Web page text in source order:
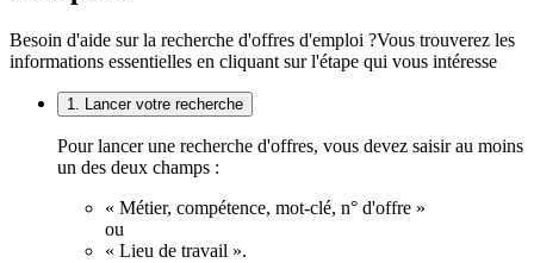
Besoin d'aide sur la recherche d'offres d'emploi ?Vous trouverez les
informations essentielles en cliquant sur l'étape qui vous intéresse
1. Lancer votre recherche
Pour lancer une recherche d'offres, vous devez saisir au moins
un des deux champs :
« Métier, compétence, mot-clé, n° d'offre »
ou
« Lieu de travail ».